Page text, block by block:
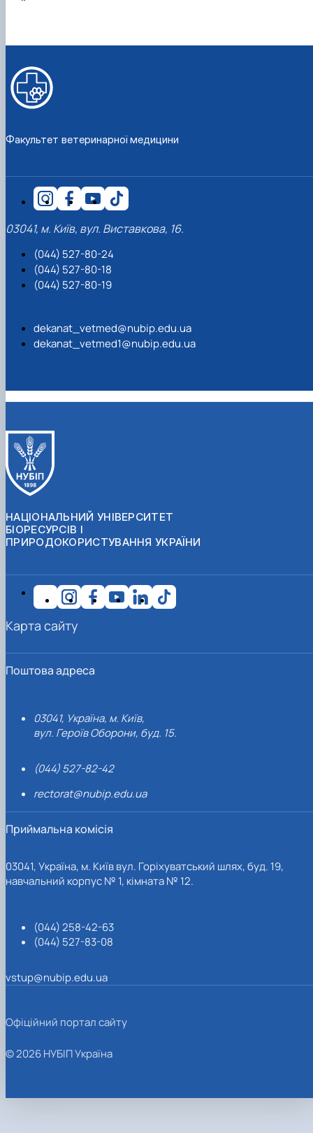
Факультет ветеринарної медицини
03041, м. Київ, вул. Виставкова, 16.
(044) 527-80-24
(044) 527-80-18
(044) 527-80-19
dekanat_vetmed@nubip.edu.ua
dekanat_vetmed1@nubip.edu.ua
НАЦІОНАЛЬНИЙ УНІВЕРСИТЕТ
БІОРЕСУРСІВ І
ПРИРОДОКОРИСТУВАННЯ УКРАЇНИ
Поштова адреса
03041, Україна, м. Київ,
вул. Героїв Оборони, буд. 15.
(044) 527-82-42
rectorat@nubip.edu.ua
Приймальна комісія
03041, Україна, м. Київ вул. Горіхуватський шлях, буд. 19,
навчальний корпус № 1, кімната № 12.
(044) 258-42-63
(044) 527-83-08
vstup@nubip.edu.ua
Карта сайту
Офіційний портал сайту
© 2026 НУБІП Україна